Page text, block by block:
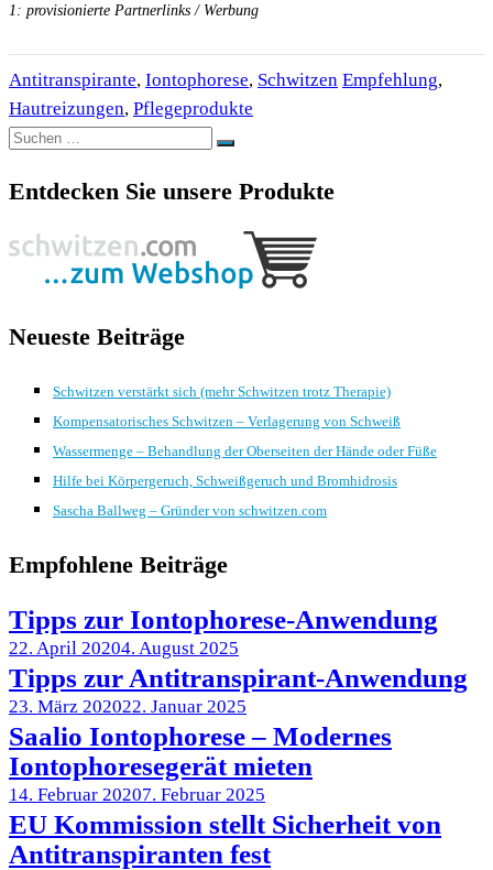
1: provisionierte Partnerlinks / Werbung
Antitranspirante, Iontophorese, Schwitzen Empfehlung,
Hautreizungen, Pflegeprodukte
Suchen
Suchen
Entdecken Sie unsere Produkte
Neueste Beiträge
Schwitzen verstärkt sich (mehr Schwitzen trotz Therapie)
Kompensatorisches Schwitzen – Verlagerung von Schweiß
Wassermenge – Behandlung der Oberseiten der Hände oder Füße
Hilfe bei Körpergeruch, Schweißgeruch und Bromhidrosis
Sascha Ballweg – Gründer von schwitzen.com
Empfohlene Beiträge
Tipps zur Iontophorese-Anwendung
22. April 20204. August 2025
Tipps zur Antitranspirant-Anwendung
23. März 202022. Januar 2025
Saalio Iontophorese – Modernes
Iontophoresegerät mieten
14. Februar 20207. Februar 2025
EU Kommission stellt Sicherheit von
Antitranspiranten fest